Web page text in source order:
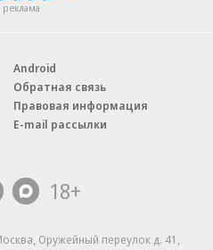
реклама
Android
Обратная связь
Правовая информация
E-mail рассылки
18+
Оружейный переулок д. 41,